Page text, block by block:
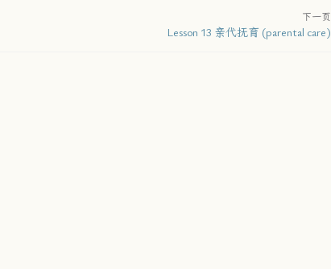
下一页
Lesson 13 亲代抚育 (parental care)